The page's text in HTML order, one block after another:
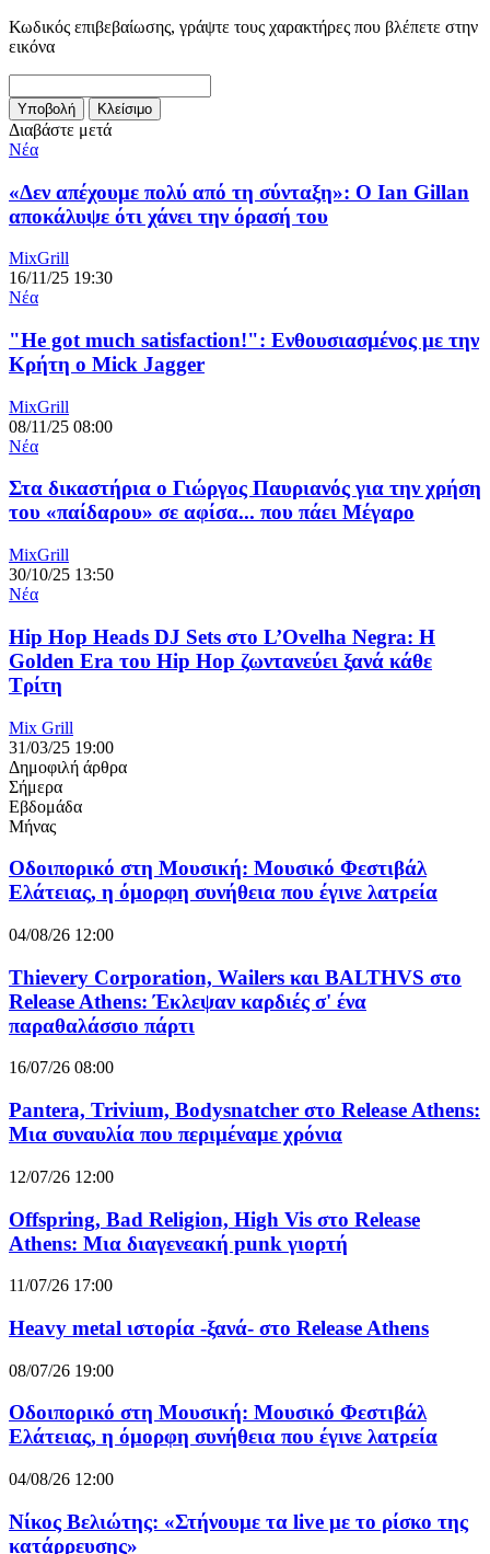
Κωδικός επιβεβαίωσης, γράψτε τους χαρακτήρες που βλέπετε στην
εικόνα
Διαβάστε μετά
Νέα
«Δεν απέχουμε πολύ από τη σύνταξη»: Ο Ian Gillan
αποκάλυψε ότι χάνει την όρασή του
MixGrill
16/11/25 19:30
Νέα
"He got much satisfaction!": Ενθουσιασμένος με την
Κρήτη ο Mick Jagger
MixGrill
08/11/25 08:00
Νέα
Στα δικαστήρια ο Γιώργος Παυριανός για την χρήση
του «παίδαρου» σε αφίσα... που πάει Μέγαρο
MixGrill
30/10/25 13:50
Νέα
Hip Hop Heads DJ Sets στο L’Ovelha Negra: Η
Golden Era του Hip Hop ζωντανεύει ξανά κάθε
Τρίτη
Mix Grill
31/03/25 19:00
Δημοφιλή άρθρα
Σήμερα
Εβδομάδα
Μήνας
Οδοιπορικό στη Μουσική: Μουσικό Φεστιβάλ
Ελάτειας, η όμορφη συνήθεια που έγινε λατρεία
04/08/26 12:00
Thievery Corporation, Wailers και BALTHVS στο
Release Athens: Έκλεψαν καρδιές σ' ένα
παραθαλάσσιο πάρτι
16/07/26 08:00
Pantera, Trivium, Bodysnatcher στο Release Athens:
Μια συναυλία που περιμέναμε χρόνια
12/07/26 12:00
Offspring, Bad Religion, High Vis στο Release
Athens: Μια διαγενεακή punk γιορτή
11/07/26 17:00
Heavy metal ιστορία -ξανά- στο Release Athens
08/07/26 19:00
Οδοιπορικό στη Μουσική: Μουσικό Φεστιβάλ
Ελάτειας, η όμορφη συνήθεια που έγινε λατρεία
04/08/26 12:00
Νίκος Βελιώτης: «Στήνουμε τα live με το ρίσκο της
κατάρρευσης»